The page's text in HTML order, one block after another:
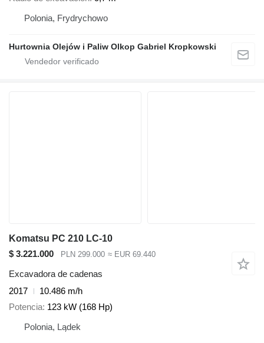
Polonia, Frydrychowo
Hurtownia Olejów i Paliw Olkop Gabriel Kropkowski
Komatsu PC 210 LC-10
$ 3.221.000
PLN 299.000 ≈ EUR 69.440
Excavadora de cadenas
2017
10.486 m/h
Potencia 123 kW (168 Hp)
Polonia, Lądek